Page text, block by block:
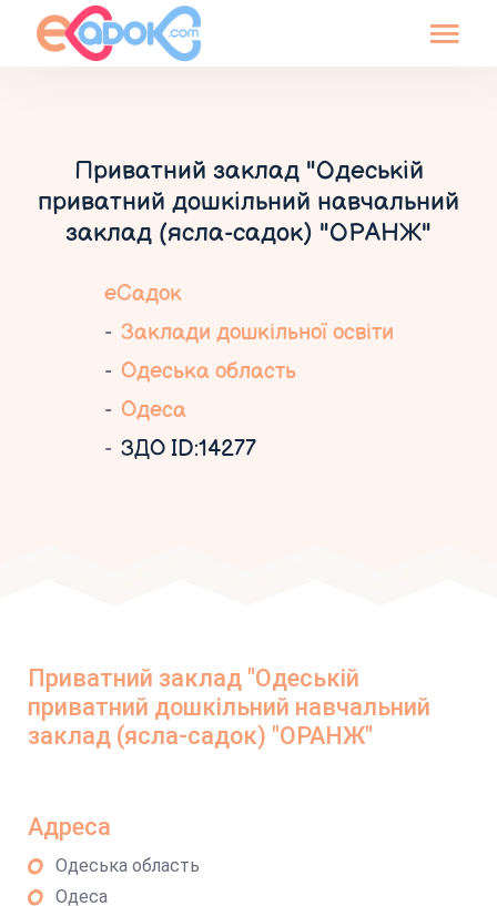
Приватний заклад "Одеській
приватний дошкільний навчальний
заклад (ясла-садок) "ОРАНЖ"
еСадок
Заклади дошкільної освіти
Одеська область
Одеса
ЗДО ID:14277
Приватний заклад "Одеській
приватний дошкільний навчальний
заклад (ясла-садок) "ОРАНЖ"
Адреса
Одеська область
Одеса